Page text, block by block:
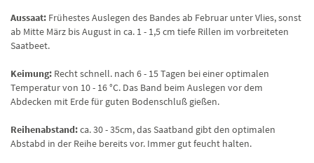
Aussaat: Frühestes Auslegen des Bandes ab Februar unter Vlies, sonst
ab Mitte März bis August in ca. 1 - 1,5 cm tiefe Rillen im vorbreiteten
Saatbeet.
Keimung: Recht schnell. nach 6 - 15 Tagen bei einer optimalen
Temperatur von 10 - 16 °C. Das Band beim Auslegen vor dem
Abdecken mit Erde für guten Bodenschluß gießen.
Reihenabstand:ca. 30 - 35cm, das Saatband gibt den optimalen
Abstabd in der Reihe bereits vor. Immer gut feucht halten.